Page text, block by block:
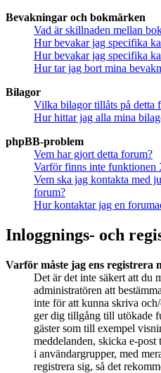
Bevakningar och bokmärken
Vad är skillnaden mellan
Hur bevakar jag specifika
Hur bevakar jag specifika
Hur tar jag bort mina
Bilagor
Vilka bilagor tillåts på detta
Hur hittar jag alla mina
phpBB-problem
Vem har gjort detta forum?
Varför finns inte funktionen
Vem ska jag kontakta med
forum?
Hur kontaktar jag en
Inloggnings- och
Varför måste jag ens registrera
Det är det inte säkert att du
administratören att
inte för att kunna skriva
ger dig tillgång till utökade
gäster som till exempel
meddelanden, skicka e-
i användargrupper, med
registrera sig, så det